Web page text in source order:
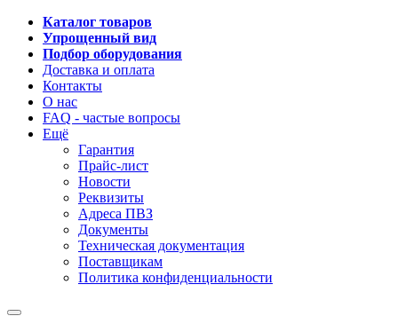
Каталог товаров
Упрощенный вид
Подбор оборудования
Доставка и оплата
Контакты
О нас
FAQ - частые вопросы
Ещё
Гарантия
Прайс-лист
Новости
Реквизиты
Адреса ПВЗ
Документы
Техническая документация
Поставщикам
Политика конфиденциальности